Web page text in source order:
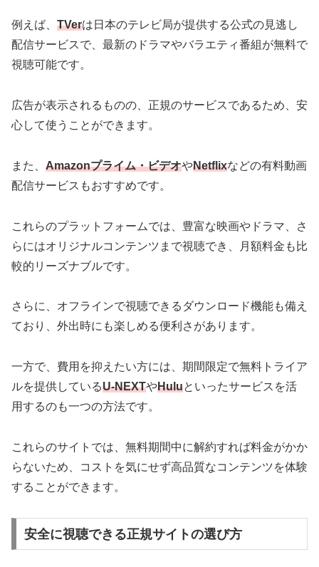
例えば、 TVerは日本のテレビ局が提供する公式の見逃し
配信サービスで、最新のドラマやバラエティ番組が無料で
視聴可能です。
広告が表示されるものの、正規のサービスであるため、安
心して使うことができます。
また、 Amazonプライム・ビデオやNetflixなどの有料動画
配信サービスもおすすめです。
これらのプラットフォームでは、豊富な映画やドラマ、さ
らにはオリジナルコンテンツまで視聴でき、月額料金も比
較的リーズナブルです。
さらに、オフラインで視聴できるダウンロード機能も備え
ており、外出時にも楽しめる便利さがあります。
一方で、費用を抑えたい方には、期間限定で無料トライア
ルを提供しているU-NEXTやHuluといったサービスを活
用するのも一つの方法です。
これらのサイトでは、無料期間中に解約すれば料金がかか
らないため、コストを気にせず高品質なコンテンツを体験
することができます。
安全に視聴できる正規サイトの選び方